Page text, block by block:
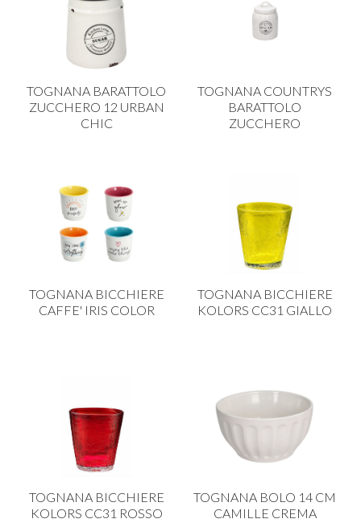
TOGNANA BARATTOLO
ZUCCHERO 12 URBAN
CHIC
TOGNANA COUNTRYS
BARATTOLO
ZUCCHERO
TOGNANA BICCHIERE
CAFFE' IRIS COLOR
TOGNANA BICCHIERE
KOLORS CC31 GIALLO
TOGNANA BICCHIERE
KOLORS CC31 ROSSO
TOGNANA BOLO 14 CM
CAMILLE CREMA